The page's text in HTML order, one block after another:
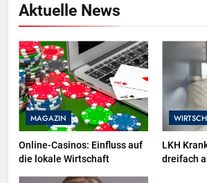
Aktuelle News
MAGAZIN
Online-Casinos: Einfluss auf
die lokale Wirtschaft
LKH
dreifach